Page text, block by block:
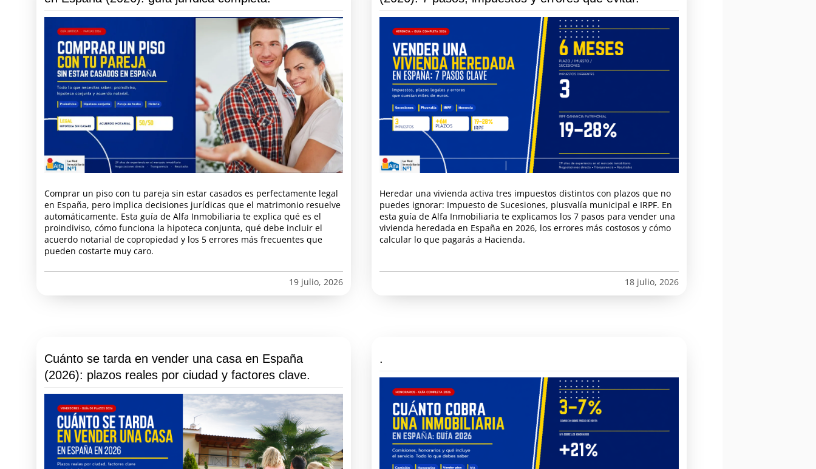
Comprar un piso con tu pareja sin estar casados es perfectamente legal
en España, pero implica decisiones jurídicas que el matrimonio resuelve
automáticamente. Esta guía de Alfa Inmobiliaria te explica qué es el
proindiviso, cómo funciona la hipoteca conjunta, qué debe incluir el
acuerdo notarial de copropiedad y los 5 errores más frecuentes que
pueden costarte muy caro.
19 julio, 2026
Heredar una vivienda activa tres impuestos distintos con plazos que no
puedes ignorar: Impuesto de Sucesiones, plusvalía municipal e IRPF. En
esta guía de Alfa Inmobiliaria te explicamos los 7 pasos para vender una
vivienda heredada en España en 2026, los errores más costosos y cómo
calcular lo que pagarás a Hacienda.
18 julio, 2026
Cuánto se tarda en vender una casa en España
(2026): plazos reales por ciudad y factores clave.
.